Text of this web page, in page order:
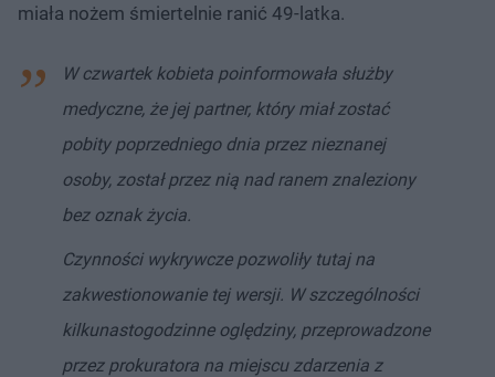
miała nożem śmiertelnie ranić 49-latka.
W czwartek kobieta poinformowała służby
medyczne, że jej partner, który miał zostać
pobity poprzedniego dnia przez nieznanej
osoby, został przez nią nad ranem znaleziony
bez oznak życia.
Czynności wykrywcze pozwoliły tutaj na
zakwestionowanie tej wersji. W szczególności
kilkunastogodzinne oględziny, przeprowadzone
przez prokuratora na miejscu zdarzenia z